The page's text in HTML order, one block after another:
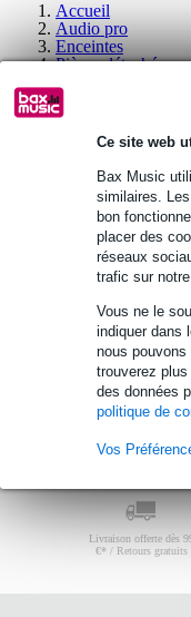
Ce site web
Bax Music
similaires.
bon
placer des
réseaux
trafic sur
Vous ne le
indiquer dans
nous pouvons
trouverez
des données
politique de
Vos
Accueil
Audio pro
Enceintes
Pièces détachées
Grille haut-parleur
Grille haut-
Aucun produit trouvé.
Guide
Aucun produit
Livraison offerte dès
€* / Retours gratuits